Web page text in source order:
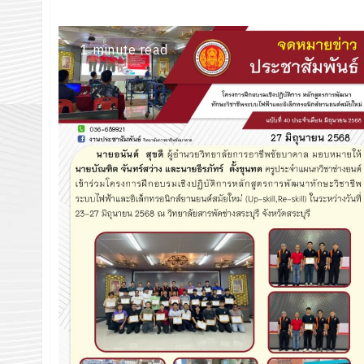
1 minute read